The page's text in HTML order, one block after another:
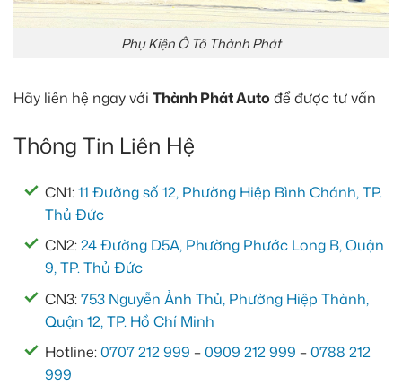
Phụ Kiện Ô Tô Thành Phát
Hãy liên hệ ngay với Thành Phát Auto để được tư vấn
Thông Tin Liên Hệ
CN1:11 Đường số 12, Phường Hiệp Bình Chánh, TP.
Thủ Đức
CN2:24 Đường D5A, Phường Phước Long B, Quận
9, TP. Thủ Đức
CN3:753 Nguyễn Ảnh Thủ, Phường Hiệp Thành,
Quận 12, TP. Hồ Chí Minh
Hotline:0707 212 999 –0909 212 999 –0788 212
999